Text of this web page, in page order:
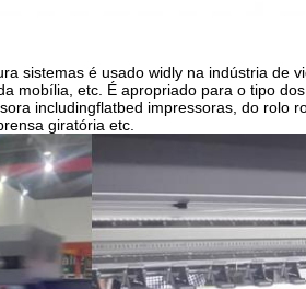
sistemas é usado widly na indústria de
mobília, etc. É apropriado para o tipo
includingflatbed impressoras, do rolo
giratória etc.